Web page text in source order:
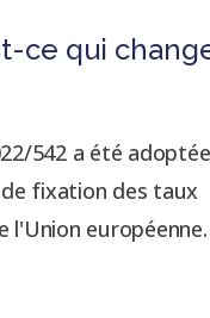
ce qui
542 a été adoptée
fixation des taux
l'Union européenne.